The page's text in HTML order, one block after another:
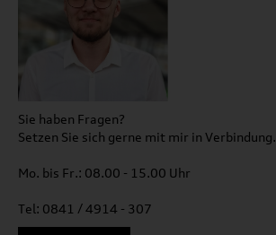
Sie haben Fragen?
Setzen Sie sich gerne mit mir in Verbindung.
Mo. bis Fr.: 08.00 - 15.00 Uhr
Tel: 0841 / 4914 - 307